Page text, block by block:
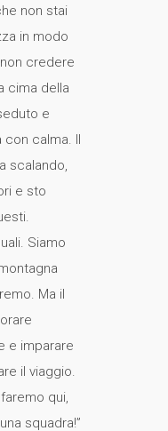
non stai
in modo
credere
cima della
e
con calma. Il
scalando,
e sto
Siamo
Ma il
e imparare
il viaggio.
qui,
squadra!”